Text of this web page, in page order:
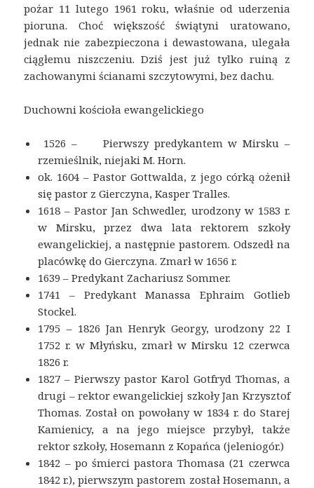
pożar 11 lutego 1961 roku, właśnie od uderzenia
pioruna. Choć większość świątyni uratowano,
jednak nie zabezpieczona i dewastowana, ulegała
ciągłemu niszczeniu. Dziś jest już tylko ruiną z
zachowanymi ścianami szczytowymi, bez dachu.
Duchowni kościoła ewangelickiego
1526 – Pierwszy predykantem w Mirsku –
rzemieślnik, niejaki M. Horn.
ok. 1604 – Pastor Gottwalda, z jego córką ożenił
się pastor z Gierczyna, Kasper Tralles.
1618 – Pastor Jan Schwedler, urodzony w 1583 r.
w Mirsku, przez dwa lata rektorem szkoły
ewangelickiej, a następnie pastorem. Odszedł na
placówkę do Gierczyna. Zmarł w 1656 r.
1639 – Predykant Zachariusz Sommer.
1741 – Predykant Manassa Ephraim Gotlieb
Stockel.
1795 – 1826 Jan Henryk Georgy, urodzony 22 I
1752 r. w Młyńsku, zmarł w Mirsku 12 czerwca
1826 r.
1827 – Pierwszy pastor Karol Gotfryd Thomas, a
drugi – rektor ewangelickiej szkoły Jan Krzysztof
Thomas. Został on powołany w 1834 r. do Starej
Kamienicy, a na jego miejsce przybył, także
rektor szkoły, Hosemann z Kopańca (jeleniogór.)
1842 – po śmierci pastora Thomasa (21 czerwca
1842 r.), pierwszym pastorem został Hosemann, a